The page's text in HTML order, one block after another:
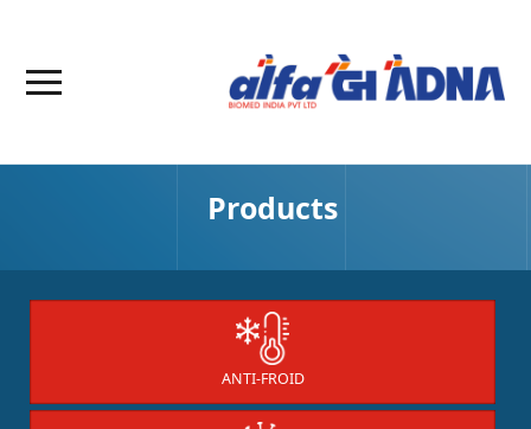
Products
ANTI-FROID